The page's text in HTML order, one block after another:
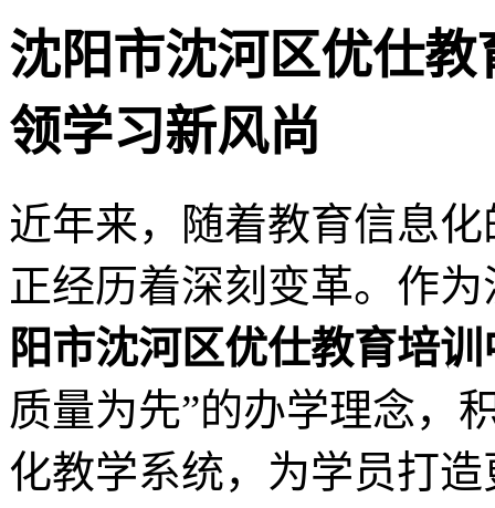
沈阳市沈河区优仕
领学习新风尚
近年来，随着教育信息
正经历着深刻变革。作
阳市沈河区优仕教育培训
质量为先”的办学理念，
化教学系统，为学员打